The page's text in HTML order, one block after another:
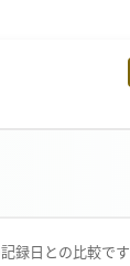
録日との比較です